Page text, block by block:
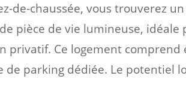
de-chaussée, vous trouverez
pièce de vie lumineuse,
privatif. Ce logement comprend
de parking dédiée. Le potentiel